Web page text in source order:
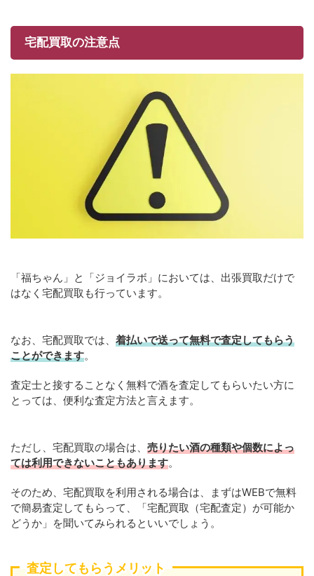
宅配買取の注意点
「福ちゃん」と「ジョイラボ」においては、出張買取だけで
はなく宅配買取も行っています。
なお、宅配買取では、 着払いで送って無料で査定してもらう
ことができます。
査定士と接することなく無料で酒を査定してもらいたい方に
とっては、便利な査定方法と言えます。
ただし、宅配買取の場合は、 売りたい酒の種類や個数によっ
ては利用できないこともあります。
そのため、宅配買取を利用される場合は、まずはWEBで無料
で簡易査定してもらって、「宅配買取（宅配査定）が可能か
どうか」を聞いてみられるといいでしょう。
査定してもらうメリット